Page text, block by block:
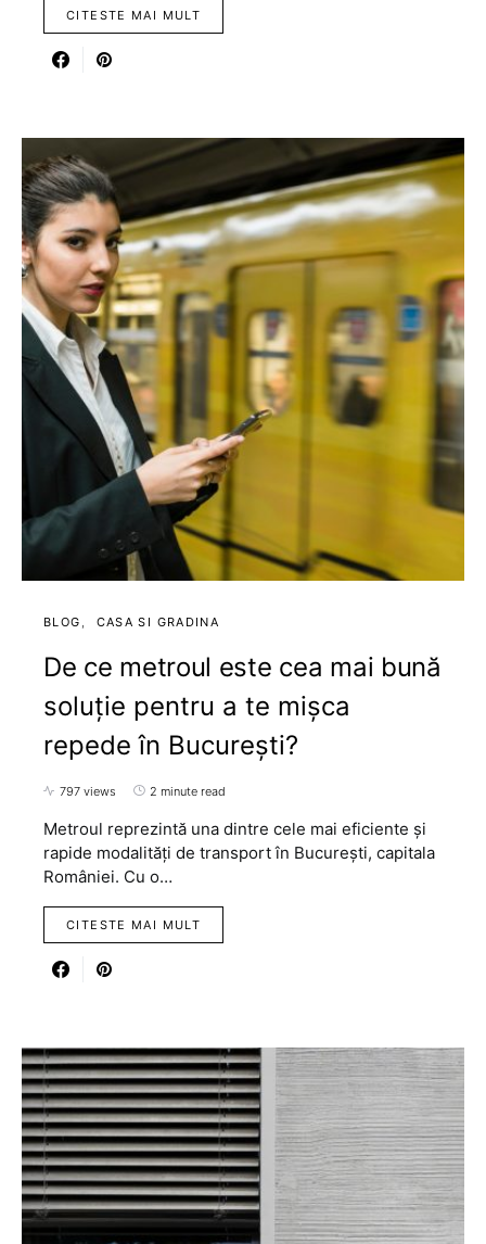
CITESTE MAI MULT
BLOG CASA SI GRADINA
De ce metroul este cea mai bună
soluție pentru a te mișca
repede în București?
797 views 2 minute read
Metroul reprezintă una dintre cele mai eficiente și
rapide modalități de transport în București, capitala
României. Cu o…
CITESTE MAI MULT